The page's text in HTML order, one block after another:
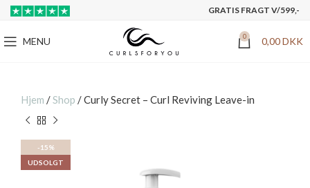
GRATIS FRAGT V/599,-
MENU 0 0,00DKK
Hjem /Shop /Curly Secret – Curl Reviving Leave-in
-15%
UDSOLGT